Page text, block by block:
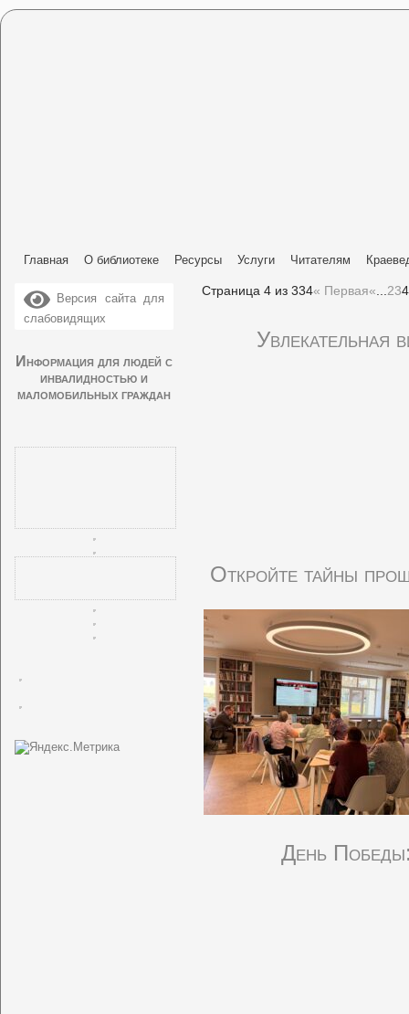
Главная О библиотеке Ресурсы Услуги Читателям
Версия сайта для
слабовидящих
Информация для людей с
инвалидностью и
маломобильных граждан
Страница 4 из 334« Первая« 234
Увлекательная
Откройте тайны
День